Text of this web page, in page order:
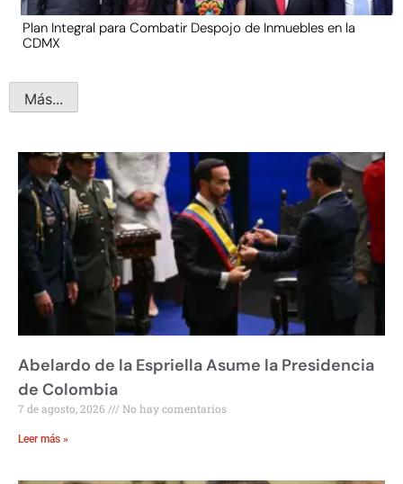
Plan Integral para Combatir Despojo de Inmuebles en la
CDMX
Más...
Abelardo de la Espriella Asume la Presidencia
de Colombia
7 de agosto, 2026 No hay comentarios
Leer más »